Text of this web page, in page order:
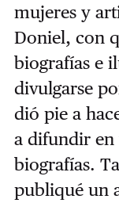
mujeres y
Doniel, con
biografías e
divulgarse
dió pie a
a difundir en
biografías.
publiqué un